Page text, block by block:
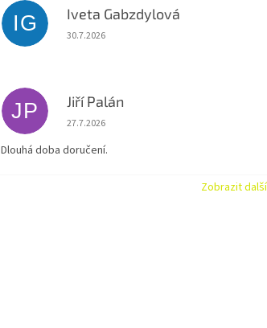
IG Iveta Gabzdylová
Hodnocení obchodu je 5 z 5 hvězdiček.
30.7.2026
JP Jiří Palán
Hodnocení obchodu je 5 z 5 hvězdiček.
27.7.2026
Dlouhá doba doručení.
Zobrazit